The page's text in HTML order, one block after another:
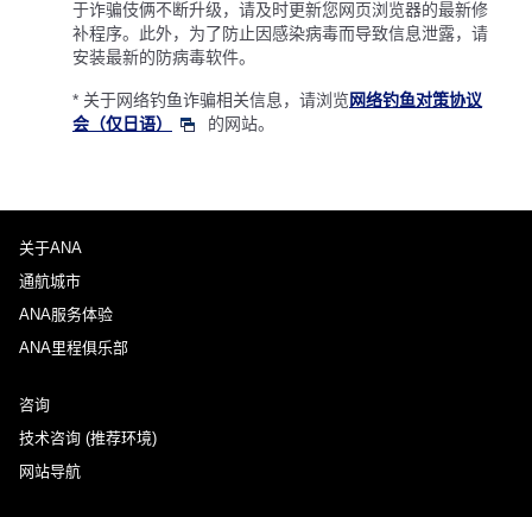
于诈骗伎俩不断升级，请及时更新您网页浏览器的最新修
补程序。此外，为了防止因感染病毒而导致信息泄露，请
安装最新的防病毒软件。
* 关于网络钓鱼诈骗相关信息，请浏览网络钓鱼对策协议
会（仅日语）
的网站。
关于ANA
通航城市
ANA服务体验
ANA里程俱乐部
咨询
技术咨询 (推荐环境)
网站导航